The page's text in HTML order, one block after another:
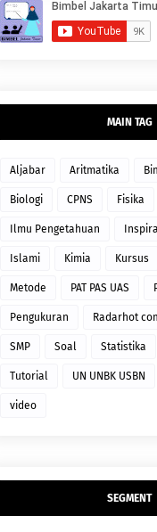
MAIN TAG
Aljabar Aritmatika
Biologi CPNS Fisika
Ilmu Pengetahuan
Islami Kimia Kursus
Metode PAT PAS UAS
Pengukuran Radarhot
SMP Soal Statistika
Tutorial UN UNBK USBN
video
SEGMENT